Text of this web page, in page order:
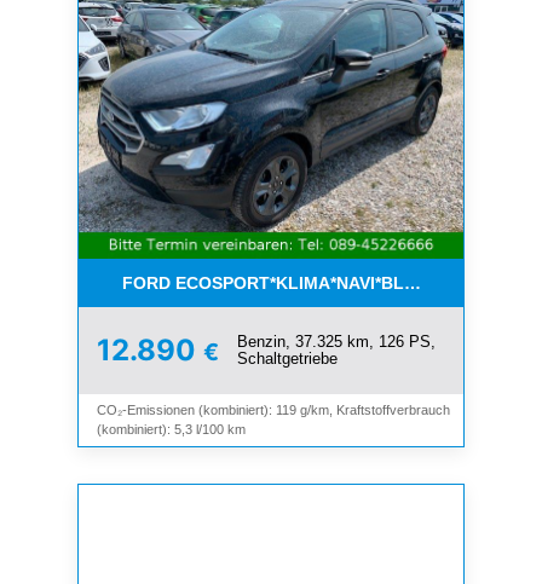
FORD
12.890 €
Benzin, 37.325 km, 126 PS,
Schaltgetriebe
CO₂-Emissionen (kombiniert): 119 g/km, Kraftstoffverbrauch
(kombiniert): 5,3 l/100 km